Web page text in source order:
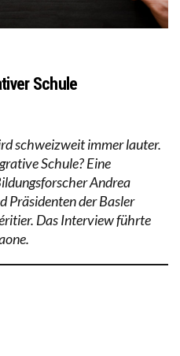
Schule
schweizweit immer lauter.
Schule? Eine
Andrea
Präsidenten der Basler
Das Interview führte